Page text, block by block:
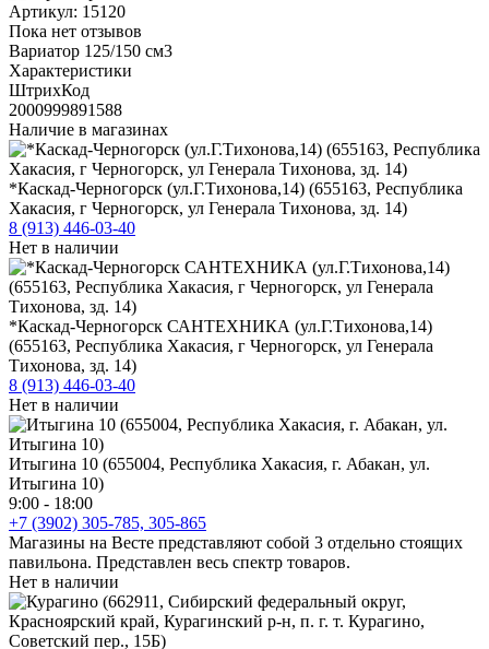
Артикул: 15120
Пока нет отзывов
Вариатор 125/150 cм3
Характеристики
ШтрихКод
2000999891588
Наличие в магазинах
*Каскад-Черногорск (ул.Г.Тихонова,14) (655163, Республика
Хакасия, г Черногорск, ул Генерала Тихонова, зд. 14)
8 (913) 446-03-40
Нет в наличии
*Каскад-Черногорск САНТЕХНИКА (ул.Г.Тихонова,14)
(655163, Республика Хакасия, г Черногорск, ул Генерала
Тихонова, зд. 14)
8 (913) 446-03-40
Нет в наличии
Итыгина 10 (655004, Республика Хакасия, г. Абакан, ул.
Итыгина 10)
9:00 - 18:00
+7 (3902) 305-785, 305-865
Магазины на Весте представляют собой 3 отдельно стоящих
павильона. Представлен весь спектр товаров.
Нет в наличии